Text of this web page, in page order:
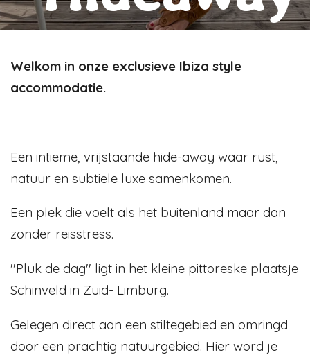
Welkom in onze exclusieve Ibiza style
accommodatie.
Een intieme, vrijstaande hide-away waar rust,
natuur en subtiele luxe samenkomen.
Een plek die voelt als het buitenland maar dan
zonder reisstress.
''Pluk de dag'' ligt in het kleine pittoreske plaatsje
Schinveld in Zuid- Limburg.
Gelegen direct aan een stiltegebied en omringd
door een prachtig natuurgebied. Hier word je